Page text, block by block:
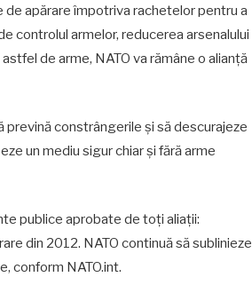
apărare împotriva rachetelor pentru a
controlul armelor, reducerea arsenalului
de arme, NATO va rămâne o alianță
prevină constrângerile și să descurajeze
un mediu sigur chiar și fără arme
publice aprobate de toți aliații:
din 2012. NATO continuă să sublinieze
conform NATO.int.